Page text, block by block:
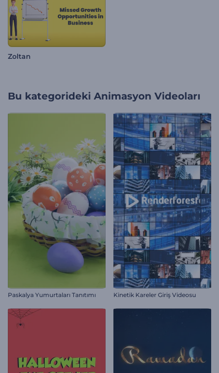
Zoltan
Bu kategorideki Animasyon Videoları
Paskalya Yumurtaları Tanıtımı Kinetik Kareler Giriş Videosu